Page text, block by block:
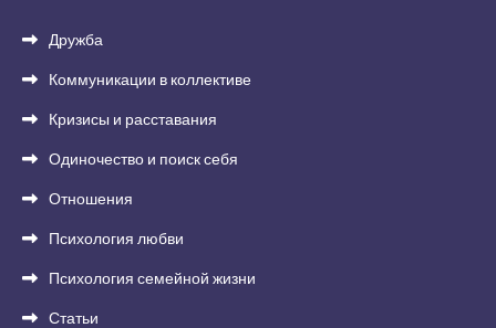
Дружба
Коммуникации в коллективе
Кризисы и расставания
Одиночество и поиск себя
Отношения
Психология любви
Психология семейной жизни
Статьи